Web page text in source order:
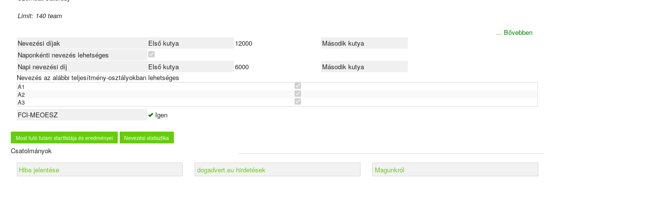
Limit: 140 team
Open Agility
Open Jumping
Vasárnap/Sunday
Limit: 140 team
Open Jumping
Nevezés/Entry:
... Bővebben
Nevezési díjak
Első kutya 12000
Második kutya
Naponkénti nevezés lehetséges
Napi nevezési díj
Első kutya 6000
Második kutya
Nevezés az alábbi teljesítmény-osztályokban lehetséges
A1
A2
A3
FCI-MEOESZ Igen
Most futó futam startlistája és eredményei Nevezési statisztika
Csatolmányok
Hiba jelentése dogadvert.eu hirdetések Magunkról